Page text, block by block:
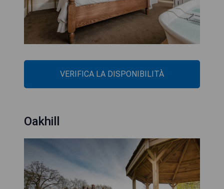
VERIFICA LA DISPONIBILITÀ
Oakhill